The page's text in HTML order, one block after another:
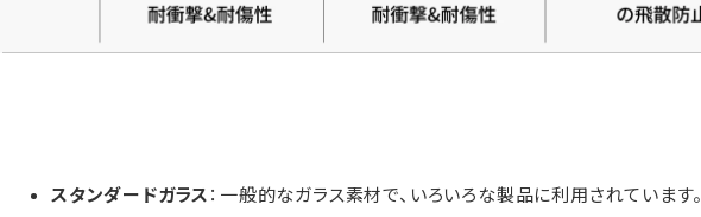
スタンダードガラス：一般的なガラス素材で、いろいろな製品に利用されています。